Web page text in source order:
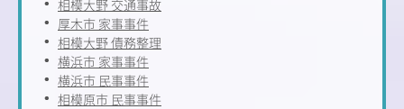
相模大野 交通事故
厚木市 家事事件
相模大野 債務整理
横浜市 家事事件
横浜市 民事事件
相模原市 民事事件